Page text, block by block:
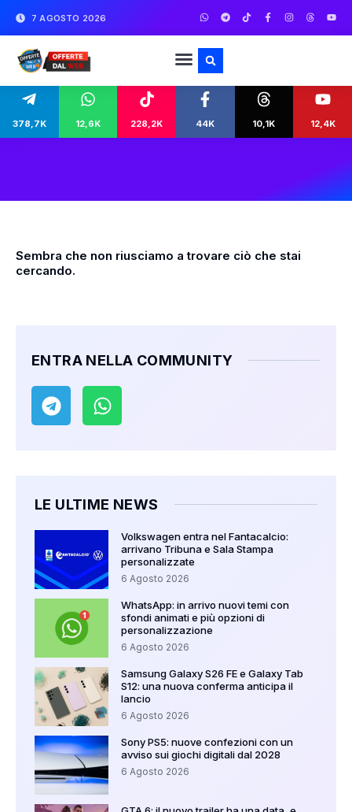
7 AGOSTO 2026
378,7K 12,6K 228,2K 44K 10,1K 12,4K
Sembra che non riusciamo a trovare ciò che stai
cercando.
ENTRA NELLA COMMUNITY
LE ULTIME NEWS
Volkswagen entra nel Fantacalcio:
arrivano Tribuna e Sala Stampa
personalizzate
6 Agosto 2026
WhatsApp: in arrivo nuovi temi con
sfondi animati e più opzioni di
personalizzazione
6 Agosto 2026
Samsung Galaxy S26 FE e Galaxy Tab
S12: una nuova conferma anticipa il
lancio
6 Agosto 2026
Sony PS5: nuove confezioni con un
avviso sui giochi digitali dal 2028
6 Agosto 2026